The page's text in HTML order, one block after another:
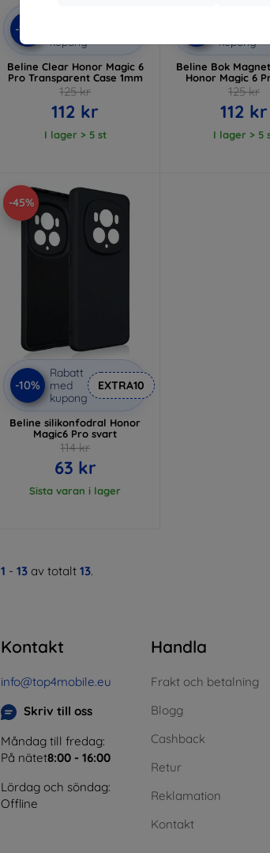
-10%
kupong
Beline Clear Honor Magic 6
Pro Transparent Case 1mm
125 kr
112 kr
I lager > 5 st
kupong
Beline Bok
Honor Magic 6
125 kr
112 kr
I lager > 5
-45%
-10%
Rabatt
med
kupong
EXTRA10
Beline silikonfodral Honor
Magic6 Pro svart
114 kr
63 kr
Sista varan i lager
1 - 13 av totalt 13.
Kontakt
info@top4mobile.eu
Skriv till oss
Måndag till fredag:
På nätet8:00 - 16:00
Lördag och söndag:
Offline
Handla
Frakt och betalning
Blogg
Cashback
Retur
Reklamation
Kontakt